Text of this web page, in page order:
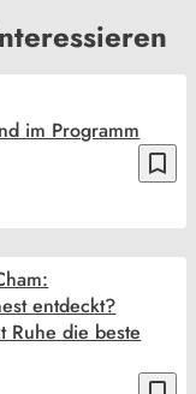
bookmark_border
im Programm
entdeckt?
Ruhe die beste